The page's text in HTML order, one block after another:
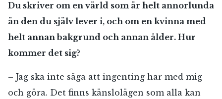
Du skriver om en värld som är helt annorlunda
än den du själv lever i, och om en kvinna med
helt annan bakgrund och annan ålder. Hur
kommer det sig?
– Jag ska inte säga att ingenting har med mig
och göra. Det finns känslolägen som alla kan